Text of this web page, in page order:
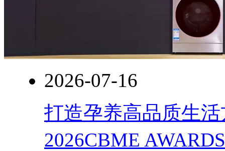
2026-07-16
打造孕养高品质生
2026CBME